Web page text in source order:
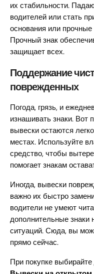
их стабильности.
водителей или стать
основания или прочные
Прочный знак
защищает всех.
Поддержание
поврежденных
Погода, грязь, и
изнашивать знаки. Вот
вывески остаются
местах. Используйте
средство, чтобы
помогает знакам
Иногда, вывески
важно их быстро
водители не умеют
дополнительные знаки
ситуаций. Сюда, вы
прямо сейчас.
При покупке